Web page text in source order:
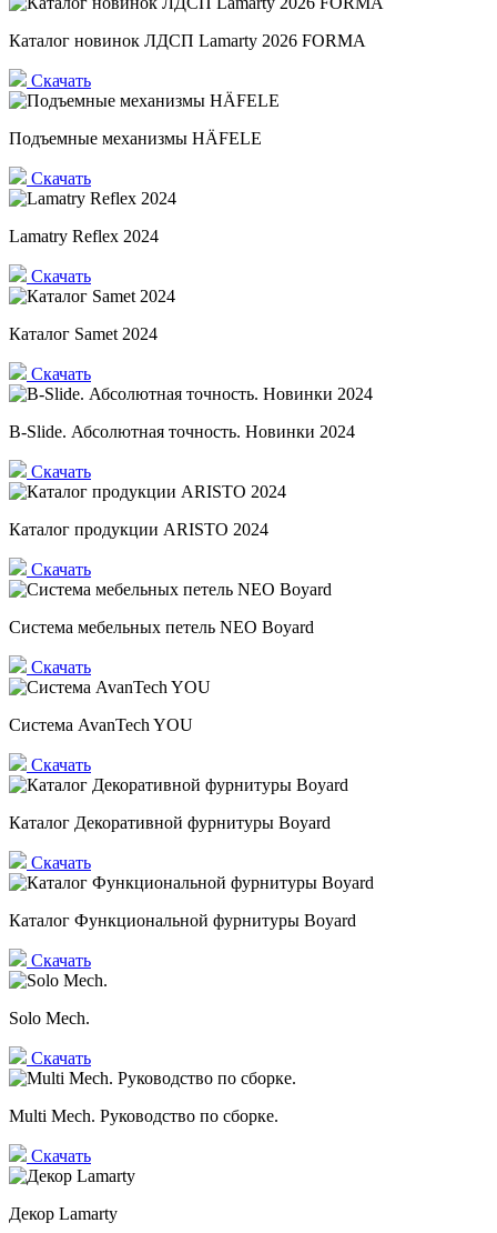
Каталог новинок ЛДСП Lamarty 2026 FORMA
Скачать
Подъемные механизмы HÄFELE
Скачать
Lamatry Reflex 2024
Скачать
Каталог Samet 2024
Скачать
B-Slide. Абсолютная точность. Новинки 2024
Скачать
Каталог продукции ARISTO 2024
Скачать
Система мебельных петель NEO Boyard
Скачать
Система AvanTech YOU
Скачать
Каталог Декоративной фурнитуры Boyard
Скачать
Каталог Функциональной фурнитуры Boyard
Скачать
Solo Mech.
Скачать
Multi Mech. Руководство по сборке.
Скачать
Декор Lamarty